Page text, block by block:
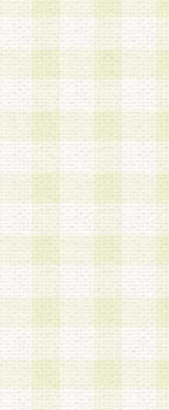
同一のメールアドレ
スを提供している企
る本人またはその家族
する場合
会員として承認する
による会員登録手続
も、会員登録の取り
断する方法・手段に
満、成年被後見人、被
どの法定代理人の同
、義務教育学齢に該
社が別途定める方法
うものとします。